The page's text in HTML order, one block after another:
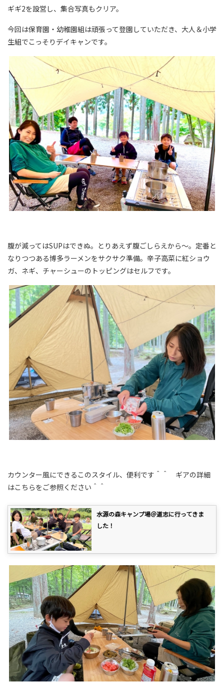
ギギ2を設営し、集合写真もクリア。
今回は保育園・幼稚園組は頑張って登園していただき、大人＆小学
生組でこっそりデイキャンです。
腹が減ってはSUPはできぬ。とりあえず腹ごしらえから～。定番と
なりつつある博多ラーメンをサクサク準備。辛子高菜に紅ショウ
ガ、ネギ、チャーシューのトッピングはセルフです。
カウンター風にできるこのスタイル、便利です＾＾ ギアの詳細
はこちらをご参照ください＾＾
水源の森キャンプ場＠道志に行ってきま
した！